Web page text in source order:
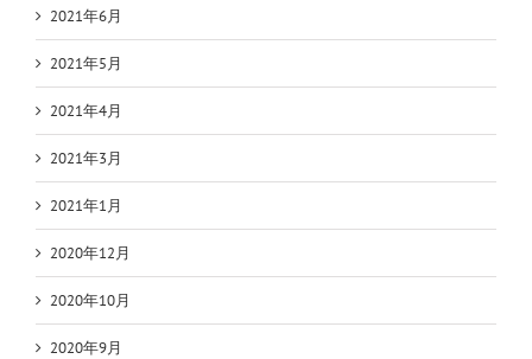
2021年6月
2021年5月
2021年4月
2021年3月
2021年1月
2020年12月
2020年10月
2020年9月